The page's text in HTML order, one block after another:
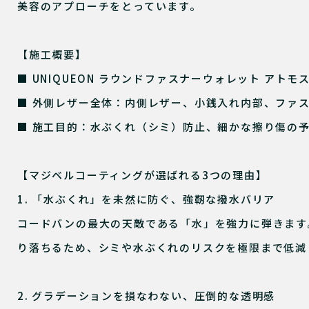
美容のアプローチをとっています。
【施工概要】
■ UNIQUEON ラウンドファスナーウォレット アトモ
■ 外側レザー全体：内側レザー、小銭入れ内部、ファ
■ 施工目的：水ぶくれ（シミ）防止、細かな擦り傷の
【マジベルコーティングが選ばれる3つの理由】
1. 「水ぶくれ」を未然に防ぐ、強靭な撥水バリア
コードバンの最大の天敵である「水」を強力に弾きま
り落ちるため、シミや水ぶくれのリスクを極限まで低
2. グラデーションを損なわない、圧倒的な透明感